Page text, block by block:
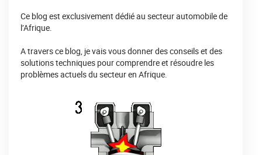
Ce blog est exclusivement dédié au secteur automobile de
l’Afrique.
A travers ce blog, je vais vous donner des conseils et des
solutions techniques pour comprendre et résoudre les
problèmes actuels du secteur en Afrique.